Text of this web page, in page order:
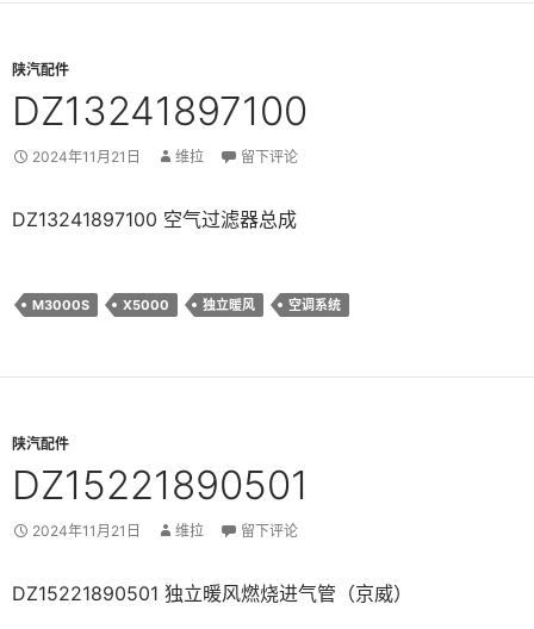
陕汽配件
DZ13241897100
2024年11月21日 维拉 留下评论
DZ13241897100 空气过滤器总成
M3000S X5000 独立暖风 空调系统
陕汽配件
DZ15221890501
2024年11月21日 维拉 留下评论
DZ15221890501 独立暖风燃烧进气管（京威）